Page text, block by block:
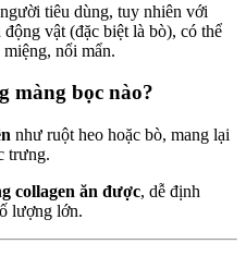
tiêu dùng, tuy nhiên với
vật (đặc biệt là bò), có thể
nổi mẩn.
màng bọc nào?
như ruột heo hoặc bò, mang lại
trưng.
collagen ăn được, dễ định
lượng lớn.